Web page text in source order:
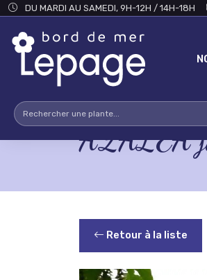
Skip to main content
DU MARDI AU SAMEDI, 9H-12H / 14H-18H
AZALEA
Retour à la liste